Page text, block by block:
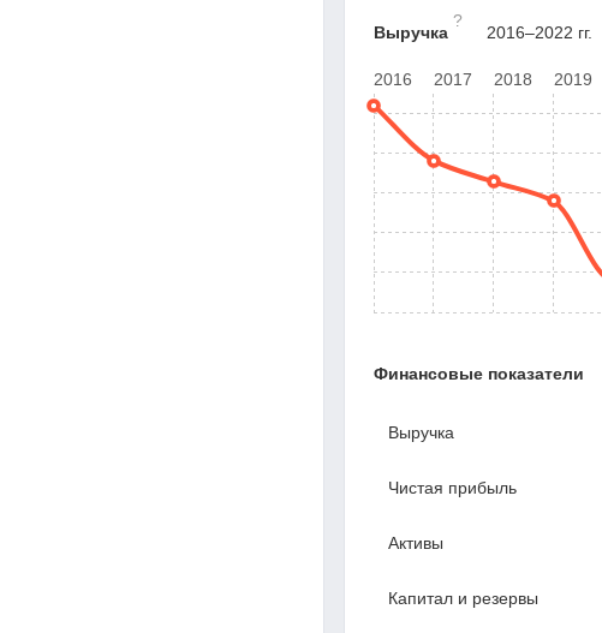
Выручка
?
2016–2022 гг.
2016 2017 2018 2019
Финансовые показатели
Выручка
Чистая прибыль
Активы
Капитал и резервы